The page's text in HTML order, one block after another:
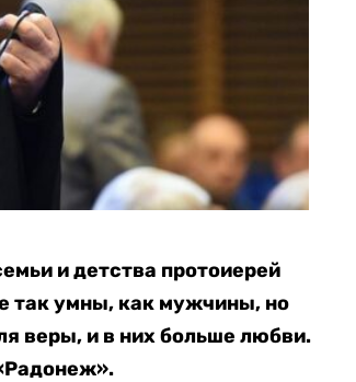
и детства протоиерей
так умны, как мужчины, но
веры, и в них больше любви.